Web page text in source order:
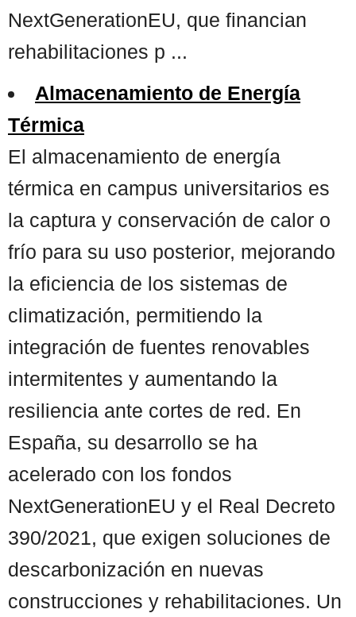
NextGenerationEU, que financian
rehabilitaciones p ...
Almacenamiento de Energía
Térmica
El almacenamiento de energía
térmica en campus universitarios es
la captura y conservación de calor o
frío para su uso posterior, mejorando
la eficiencia de los sistemas de
climatización, permitiendo la
integración de fuentes renovables
intermitentes y aumentando la
resiliencia ante cortes de red. En
España, su desarrollo se ha
acelerado con los fondos
NextGenerationEU y el Real Decreto
390/2021, que exigen soluciones de
descarbonización en nuevas
construcciones y rehabilitaciones. Un